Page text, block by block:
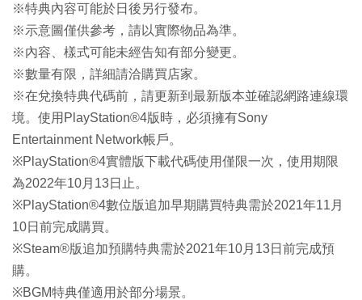
※特典內容可能於日後另行發布。
※示意圖僅供參考，請以實際物品為準。
※內容、樣式可能未經告知有部分變更。
※數量有限，詳細請洽購買店家。
※在兌換特典代碼前，請更新到最新版本並確認網路連線環
境。使用PlayStation®4版時，必須擁有Sony
Entertainment Network帳戶。
※PlayStation®4實體版下載代碼使用僅限一次，使用期限
為2022年10月13日止。
※PlayStation®4數位版追加早期購買特典需於2021年11月
10日前完成購買。
※Steam®版追加預購特典需於2021年10月13日前完成預
購。
※BGM特典僅適用於部分場景。